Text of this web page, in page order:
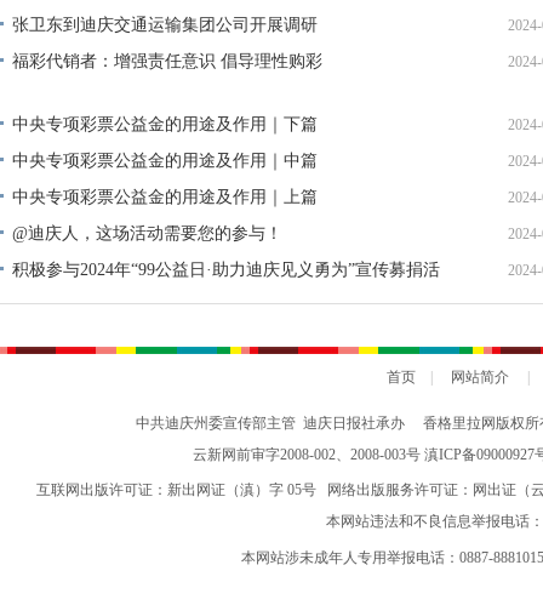
张卫东到迪庆交通运输集团公司开展调研
福彩代销者：增强责任意识 倡导理性购彩
中央专项彩票公益金的用途及作用｜下篇
中央专项彩票公益金的用途及作用｜中篇
中央专项彩票公益金的用途及作用｜上篇
@迪庆人，这场活动需要您的参与！
积极参与2024年“99公益日·助力迪庆见义勇为”宣传募捐活
动倡议书